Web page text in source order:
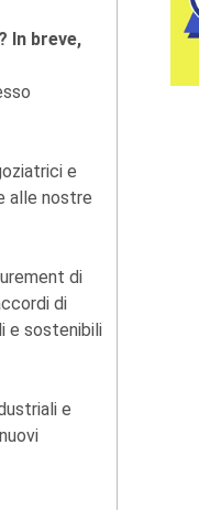
In breve,
e
alle nostre
di
di
e sostenibili
e